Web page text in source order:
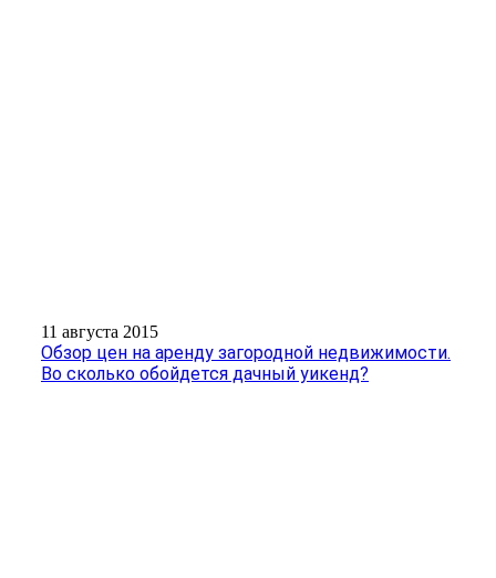
11 августа 2015
Обзор цен на аренду загородной недвижимости.
Во сколько обойдется дачный уикенд?